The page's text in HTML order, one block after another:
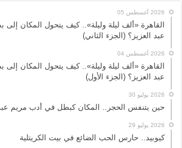
2026 أغسطس 05
القاهرة «ألف ليلة وليلة».. كيف يتحول المكان
عبد العزيز؟ (الجزء الثاني)
2026 أغسطس 04
القاهرة «ألف ليلة وليلة».. كيف يتحول المكان
عبد العزيز؟ (الجزء الأول)
2026 يوليو 30
حين يتنفس الحجر.. المكان كبطل في أدب مريم عبد
2026 يوليو 29
كيوبيد.. حارس الحب الضائع في بيت الكريتلية